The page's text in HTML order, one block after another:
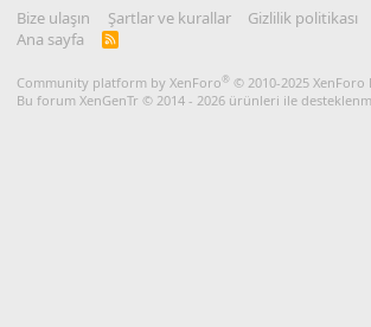
Bize ulaşın Şartlar ve kurallar Gizlilik politikası
Ana sayfa
R
Community platform by XenForo® © 2010-2025 XenForo
Bu forum XenGenTr © 2014 - 2026 ürünleri ile